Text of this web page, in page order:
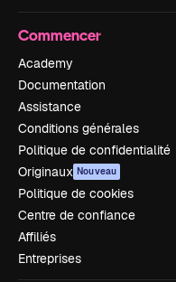
Commencer
Academy
Documentation
Assistance
Conditions générales
Politique de confidentialité
Originaux Nouveau
Politique de cookies
Centre de confiance
Affiliés
Entreprises